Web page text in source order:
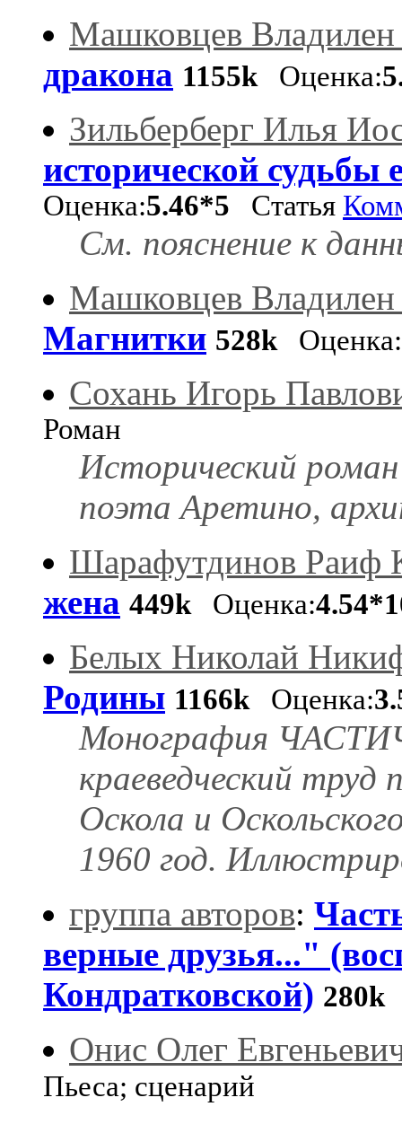
Машковцев
дракона 1155k Оценка:
Зильберберг Илья
исторической судьбы
Оценка:5.46*5 Статья
См. пояснение к
Машковцев
Магнитки 528k Оценка:
Сохань Игорь
Роман
Исторический
поэта Аретино,
Шарафутдинов Раиф
жена 449k Оценка:
Белых Николай
Родины 1166k Оценка:
Монография
краеведческий
Оскола и
1960 год.
группа авторов:
верные друзья..."
Кондратковской) 280k
Онис Олег
Пьеса; сценарий